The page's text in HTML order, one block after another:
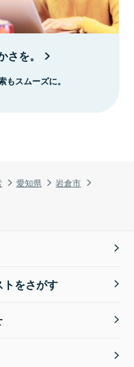
愛知県
岩倉市
を。
スムーズに。
をさがす